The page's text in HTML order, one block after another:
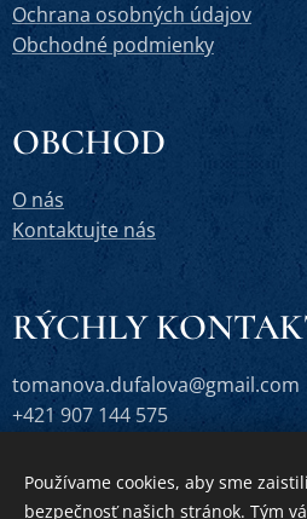
Ochrana osobných údajov
Obchodné podmienky
OBCHOD
O nás
Kontaktujte nás
RÝCHLY
tomanova.dufalova@gmail.com
+421 907 144 575
Používame cookies, aby sme
bezpečnosť našich stránok. Tým